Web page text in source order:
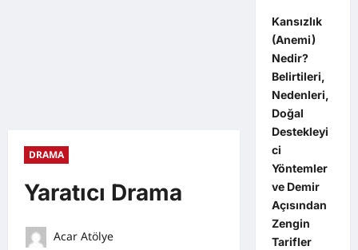
DRAMA
Yaratıcı Drama
Acar Atölye
Kansızlık
(Anemi)
Nedir?
Belirtileri,
Nedenleri,
Doğal
Destekleyi
ci
Yöntemler
ve Demir
Açısından
Zengin
Tarifler